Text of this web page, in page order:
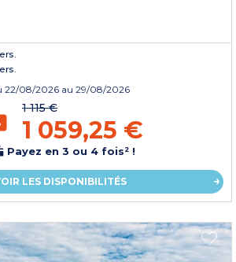
22/08/2026 au 29/08/2026
1 115 €
1 059,25 €
Payez en 3 ou 4 fois² !
LES DISPONIBILITÉS